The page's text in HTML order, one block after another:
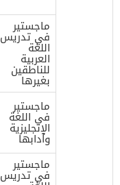
ماجستير
في تدريس
اللغة
العربية
للناطقين
بغيرها
ماجستير
في اللغة
الإنجليزية
وآدابها
ماجستير
في تدريس